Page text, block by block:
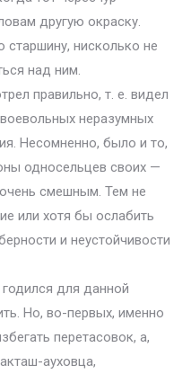
другую окраску.
нисколько не
над ним.
правильно, т. е. видел
неразумных
Несомненно, было и то,
односельцев своих —
смешным. Тем не
или хотя бы ослабить
и неустойчивости
для данной
Но, во-первых, именно
перетасовок, а,
ауховца,